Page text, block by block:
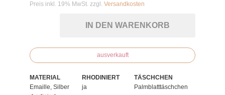
Preis inkl. 19% MwSt. zzgl. Versandkosten
IN DEN WARENKORB
ausverkauft
MATERIAL
Emaille, Silber
RHODINIERT
ja
TÄSCHCHEN
Palmblatttäschchen